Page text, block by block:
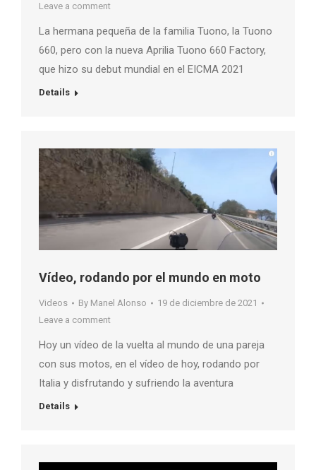
Leave a comment
La hermana pequeña de la familia Tuono, la Tuono
660, pero con la nueva Aprilia Tuono 660 Factory,
que hizo su debut mundial en el EICMA 2021
Details
Vídeo, rodando por el mundo en moto
Videos By Manel Alonso
19 de diciembre de 2021
Leave a comment
Hoy un vídeo de la vuelta al mundo de una pareja
con sus motos, en el vídeo de hoy, rodando por
Italia y disfrutando y sufriendo la aventura
Details